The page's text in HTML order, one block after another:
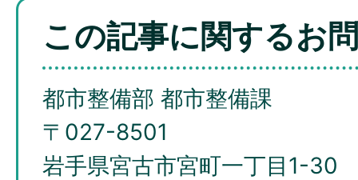
この記事に関するお
都市整備部 都市整備課
〒027-8501
岩手県宮古市宮町一丁目1-30